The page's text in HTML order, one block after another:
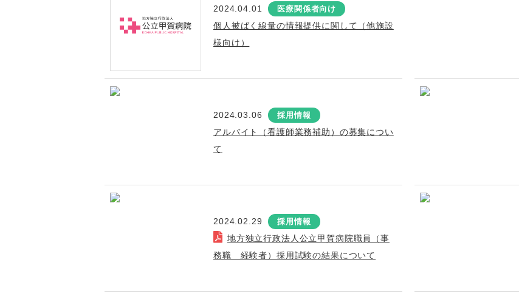
2024.04.01 医療関係者向け
個人被ばく線量の情報提供に関して（他施設
様向け）
2024.03.06 採用情報
アルバイト（看護師業務補助）の募集につい
て
2024.02.29 採用情報
地方独立行政法人公立甲賀病院職員（事
務職 経験者）採用試験の結果について